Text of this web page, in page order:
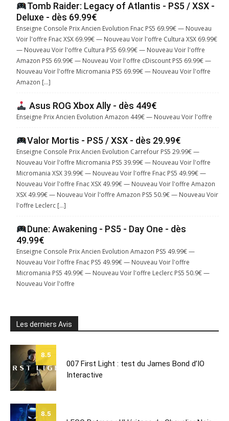
Tomb Raider: Legacy of Atlantis - PS5 / XSX -
Deluxe - dès 69.99€
Enseigne Console Prix Ancien Evolution Fnac PS5 69.99€ — Nouveau
Voir l'offre Fnac XSX 69.99€ — Nouveau Voir l'offre Cultura XSX 69.99€
— Nouveau Voir l'offre Cultura PS5 69.99€ — Nouveau Voir l'offre
Amazon PS5 69.99€ — Nouveau Voir l'offre cDiscount PS5 69.99€ —
Nouveau Voir l'offre Micromania PS5 69.99€ — Nouveau Voir l'offre
Amazon […]
Asus ROG Xbox Ally - dès 449€
Enseigne Prix Ancien Evolution Amazon 449€ — Nouveau Voir l'offre
Valor Mortis - PS5 / XSX - dès 29.99€
Enseigne Console Prix Ancien Evolution Carrefour PS5 29.99€ —
Nouveau Voir l'offre Micromania PS5 39.99€ — Nouveau Voir l'offre
Micromania XSX 39.99€ — Nouveau Voir l'offre Fnac PS5 49.99€ —
Nouveau Voir l'offre Fnac XSX 49.99€ — Nouveau Voir l'offre Amazon
XSX 49.99€ — Nouveau Voir l'offre Amazon PS5 50.9€ — Nouveau Voir
l'offre Leclerc […]
Dune: Awakening - PS5 - Day One - dès
49.99€
Enseigne Console Prix Ancien Evolution Amazon PS5 49.99€ —
Nouveau Voir l'offre Fnac PS5 49.99€ — Nouveau Voir l'offre
Micromania PS5 49.99€ — Nouveau Voir l'offre Leclerc PS5 50.9€ —
Nouveau Voir l'offre
Les derniers Avis
8.5
007 First Light : test du James Bond d’IO
Interactive
8.5